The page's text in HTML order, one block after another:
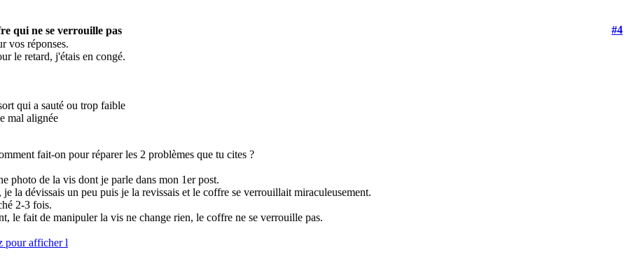
qui ne se verrouille pas
#4
vos réponses.
le retard, j'étais en congé.
qui a sauté ou trop faible
mal alignée
fait-on pour réparer les 2 problèmes que tu cites ?
photo de la vis dont je parle dans mon 1er post.
je la dévissais un peu puis je la revissais et le coffre se verrouillait miraculeusement.
2-3 fois.
le fait de manipuler la vis ne change rien, le coffre ne se verrouille pas.